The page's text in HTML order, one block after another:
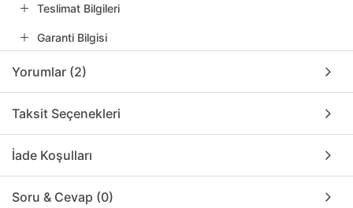
Teslimat Bilgileri
Garanti Bilgisi
Yorumlar (2)
Taksit Seçenekleri
İade Koşulları
Soru & Cevap (0)